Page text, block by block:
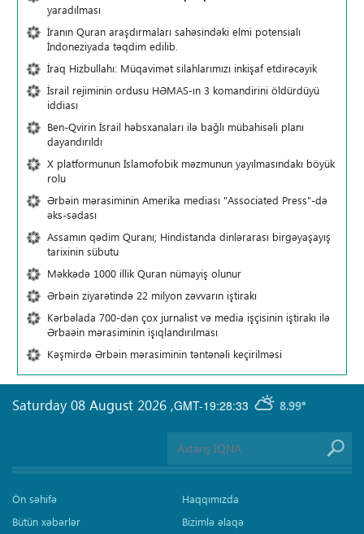
yaradılması
İranın Quran araşdırmaları sahəsindəki elmi potensialı
İndoneziyada təqdim edilib.
İraq Hizbullahı: Müqavimət silahlarımızı inkişaf etdirəcəyik
İsrail rejiminin ordusu HƏMAS-ın 3 komandirini öldürdüyü
iddiası
Ben-Qvirin İsrail həbsxanaları ilə bağlı mübahisəli planı
dayandırıldı
X platformunun İslamofobik məzmunun yayılmasındakı böyük
rolu
Ərbəin mərasiminin Amerika mediası "Associated Press"-də
əks-sədası
Assamın qədim Quranı; Hindistanda dinlərarası birgəyaşayış
tarixinin sübutu
Məkkədə 1000 illik Quran nümayiş olunur
Ərbəin ziyarətində 22 milyon zəvvarın iştirakı
Kərbəlada 700-dən çox jurnalist və media işçisinin iştirakı ilə
Ərbaəin mərasiminin işıqlandırılması
Kəşmirdə Ərbəin mərasiminin təntənəli keçirilməsi
GMT-19:28:33 8.99°
Saturday 08 August 2026 ,
Ön səhifə
Bütün xəbərlər
Haqqımızda
Bizimlə əlaqə